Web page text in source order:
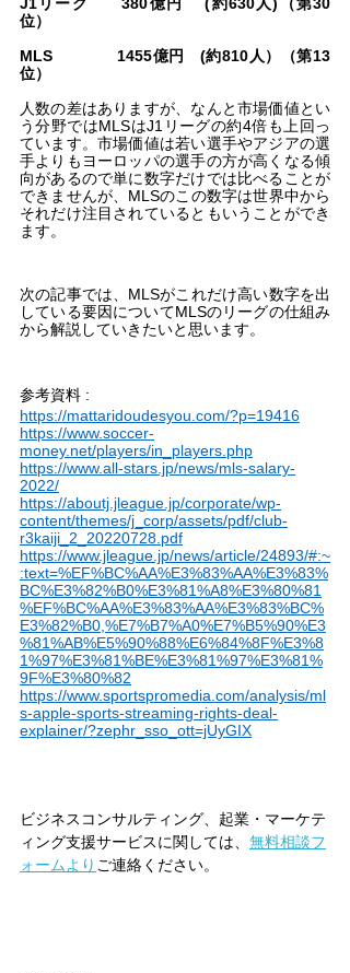
位）
MLS　　　　1455億円   (約810人）（第13
位）
人数の差はありますが、なんと市場価値とい
う分野ではMLSはJ1リーグの約4倍も上回っ
ています。市場価値は若い選手やアジアの選
手よりもヨーロッパの選手の方が高くなる傾
向があるので単に数字だけでは比べることが
できませんが、MLSのこの数字は世界中から
それだけ注目されているともいうことができ
ます。
次の記事では、MLSがこれだけ高い数字を出
している要因についてMLSのリーグの仕組み
から解説していきたいと思います。
参考資料 :
https://mattaridoudesyou.com/?p=19416
https://www.soccer-
money.net/players/in_players.php
https://www.all-stars.jp/news/mls-salary-
2022/
https://aboutj.jleague.jp/corporate/wp-
content/themes/j_corp/assets/pdf/club-
r3kaiji_2_20220728.pdf
https://www.jleague.jp/news/article/24893/#:~
:text=%EF%BC%AA%E3%83%AA%E3%83%
BC%E3%82%B0%E3%81%A8%E3%80%81
%EF%BC%AA%E3%83%AA%E3%83%BC%
E3%82%B0,%E7%B7%A0%E7%B5%90%E3
%81%AB%E5%90%88%E6%84%8F%E3%8
1%97%E3%81%BE%E3%81%97%E3%81%
9F%E3%80%82
https://www.sportspromedia.com/analysis/ml
s-apple-sports-streaming-rights-deal-
explainer/?zephr_sso_ott=jUyGIX
ビジネスコンサルティング、起業・マーケテ
ィング支援サービスに関しては、 無料相談フ
ォームより ご連絡ください。